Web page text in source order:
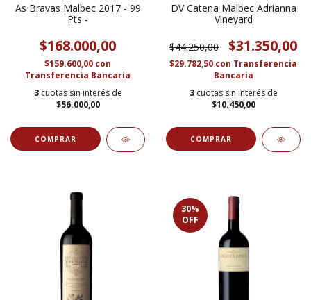
As Bravas Malbec 2017 - 99
Pts -
$168.000,00
$159.600,00 con
Transferencia Bancaria
3 cuotas sin interés de
$56.000,00
DV Catena Malbec Adrianna
Vineyard
$44.250,00 $31.350,00
$29.782,50 con Transferencia
Bancaria
3 cuotas sin interés de
$10.450,00
30%
OFF